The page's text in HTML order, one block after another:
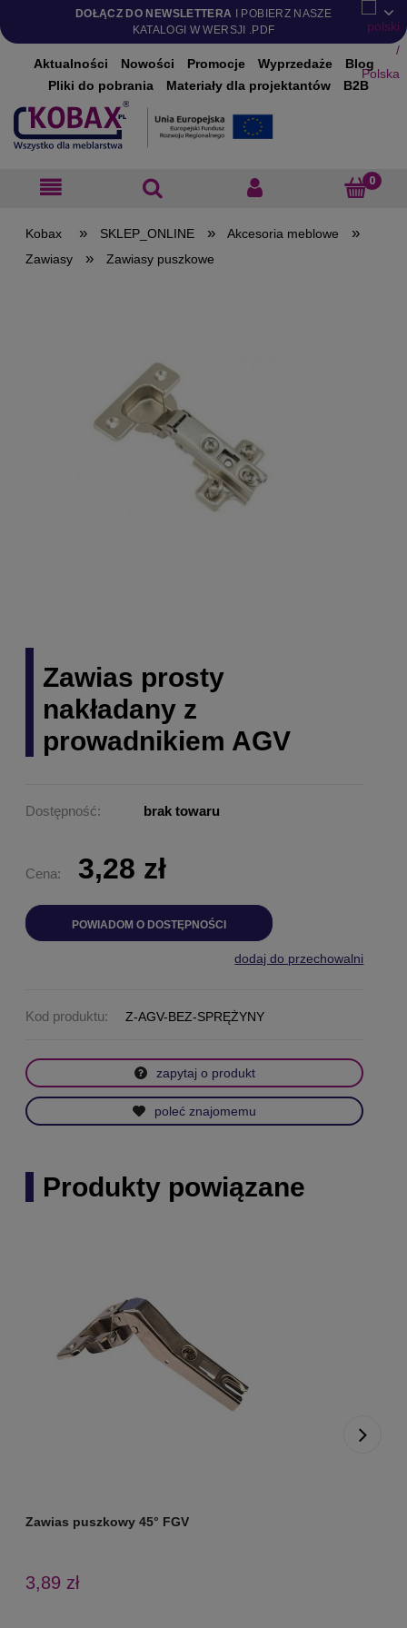
DOŁĄCZ DO NEWSLETTERA I POBIERZ NASZE
KATALOGI W WERSJI .PDF
Aktualności Nowości Promocje Wyprzedaże
Blog
Pliki do pobrania
Materiały dla projektantów B2B
» SKLEP_ONLINE » Akcesoria meblowe »
Zawiasy » Zawiasy puszkowe
Zawias prosty
nakładany z
prowadnikiem AGV
Dostępność: brak towaru
Cena: 3,28 zł
POWIADOM O DOSTĘPNOŚCI
dodaj do przechowalni
Kod produktu: Z-AGV-BEZ-SPRĘŻYNY
zapytaj o produkt
poleć znajomemu
Produkty powiązane
Zawias puszkowy 45° FGV
3,89 zł